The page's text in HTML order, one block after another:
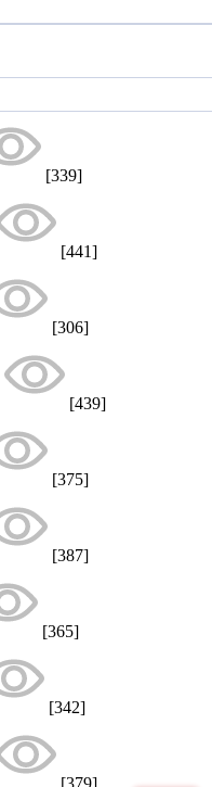
[339]
[441]
[306]
[439]
[375]
[387]
[365]
[342]
[379]